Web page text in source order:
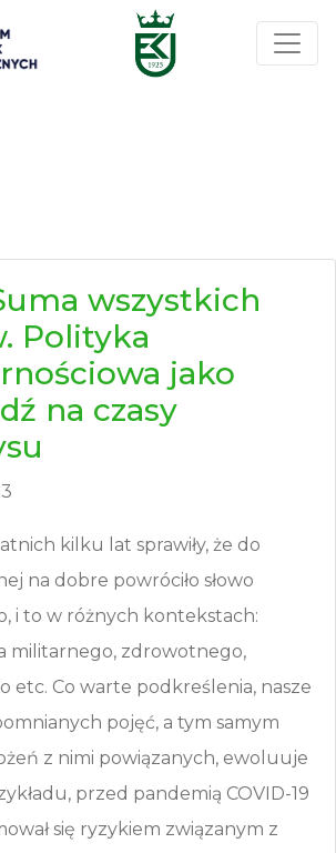
wszystkich
Polityka
jako
na czasy
kilku lat sprawiły, że do
na dobre powróciło słowo
i to w różnych kontekstach:
militarnego, zdrowotnego,
etc. Co warte podkreślenia, nasze
pojęć, a tym samym
z nimi powiązanych, ewoluuje
przed pandemią COVID-19
się ryzykiem związanym z